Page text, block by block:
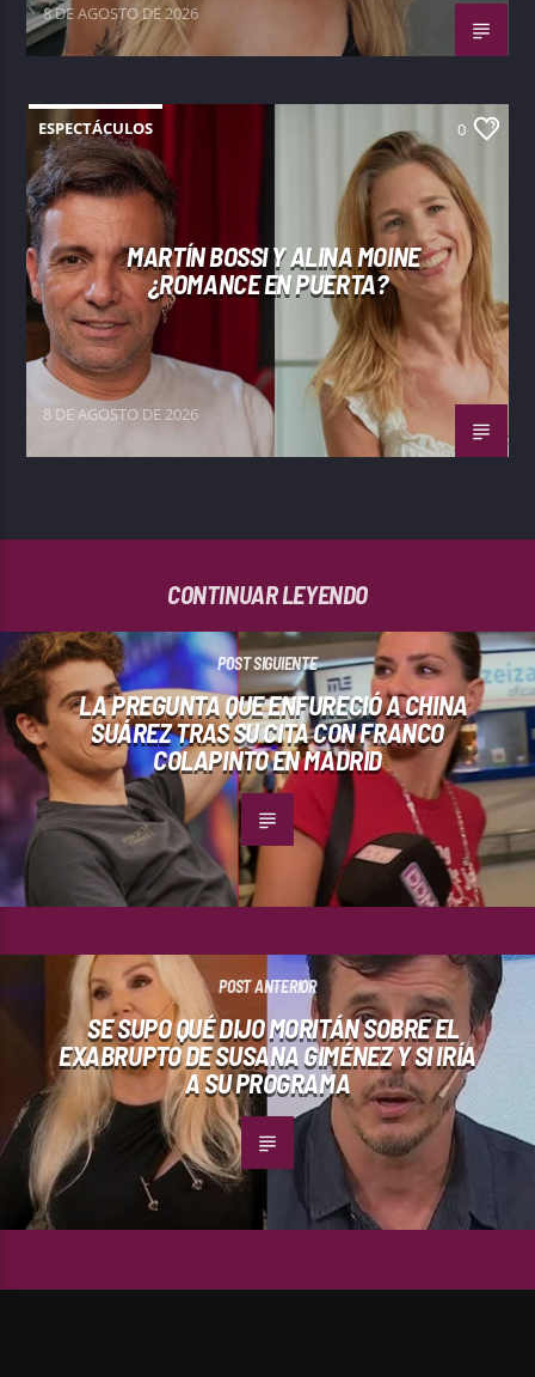
8 DE AGOSTO DE 2026
ESPECTÁCULOS 0
MARTÍN BOSSI Y ALINA MOINE
¿ROMANCE EN PUERTA?
8 DE AGOSTO DE 2026
CONTINUAR LEYENDO
POST SIGUIENTE
LA PREGUNTA QUE ENFURECIÓ A CHINA
SUÁREZ TRAS SU CITA CON FRANCO
COLAPINTO EN MADRID
POST ANTERIOR
SE SUPO QUÉ DIJO MORITÁN SOBRE EL
EXABRUPTO DE SUSANA GIMÉNEZ Y SI IRÍA
A SU PROGRAMA